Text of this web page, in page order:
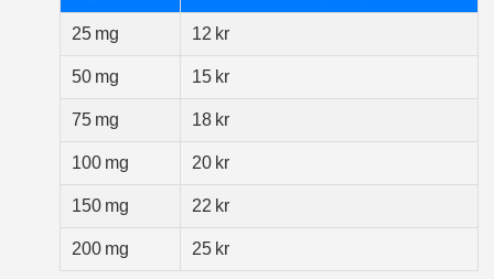
25 mg 12 kr
50 mg 15 kr
75 mg 18 kr
100 mg 20 kr
150 mg 22 kr
200 mg 25 kr